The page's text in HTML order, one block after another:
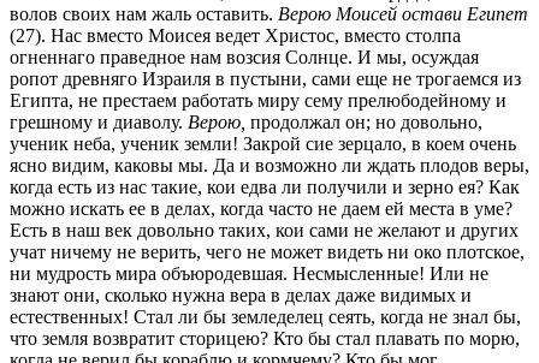
волов своих нам жаль оставить. Верою Моисей остави Египет
(27). Нас вместо Моисея ведет Христос, вместо столпа
огненнаго праведное нам возсия Солнце. И мы, осуждая
ропот древняго Израиля в пустыни, сами еще не трогаемся из
Египта, не престаем работать миру сему прелюбодейному и
грешному и диаволу. Верою, продолжал он; но довольно,
ученик неба, ученик земли! Закрой сие зерцало, в коем очень
ясно видим, каковы мы. Да и возможно ли ждать плодов веры,
когда есть из нас такие, кои едва ли получили и зерно ея? Как
можно искать ее в делах, когда часто не даем ей места в уме?
Есть в наш век довольно таких, кои сами не желают и других
учат ничему не верить, чего не может видеть ни око плотское,
ни мудрость мира объюродевшая. Несмысленные! Или не
знают они, сколько нужна вера в делах даже видимых и
естественных! Стал ли бы земледелец сеять, когда не знал бы,
что земля возвратит сторицею? Кто бы стал плавать по морю,